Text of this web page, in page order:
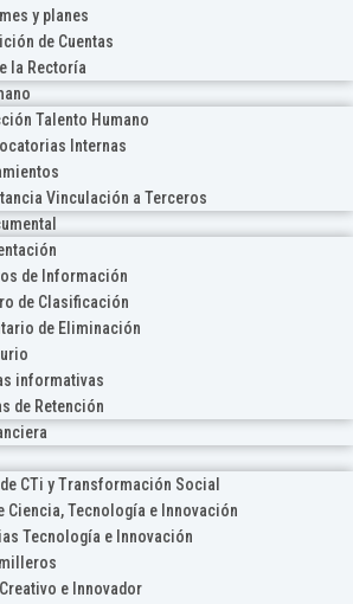
y planes
de Cuentas
la Rectoría
Talento Humano
Internas
Vinculación a Terceros
de Información
de Clasificación
de Eliminación
informativas
de Retención
CTi y Transformación Social
Ciencia, Tecnología e Innovación
Tecnología e Innovación
e Innovador